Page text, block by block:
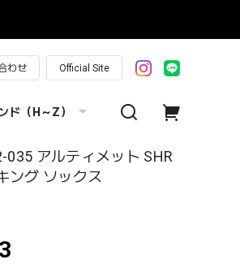
わせ Official Site
ド（H～Z）
035 アルティメット SHR
ング ソックス